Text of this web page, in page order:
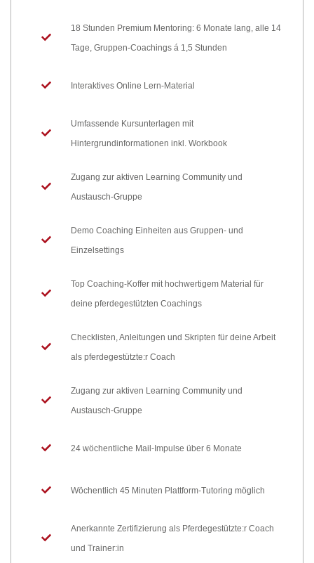
18 Stunden ​Premium Mentoring: 6 Monate lang, alle 14
Tage, Gruppen-Coachings á 1,5 Stunden
Interaktives Online Lern-Material
Umfassende Kursunterlagen mit
Hintergrundinformationen inkl. Workbook
Zugang zur aktiven Learning Community und
Austausch-Gruppe
Demo Coaching Einheiten aus Gruppen- und
Einzelsettings
Top Coaching-Koffer mit hochwertigem Material für
deine pferdegestützten Coachings
Checklisten, Anleitungen und Skripten für deine Arbeit
als pferdegestützte:r Coach
Zugang zur aktiven Learning Community und
Austausch-Gruppe
24 wöchentliche Mail-Impulse über 6 Monate
Wöchentlich 45 Minuten Plattform-Tutoring möglich
Anerkannte Zertifizierung als Pferdegestützte:r Coach
und Trainer:in